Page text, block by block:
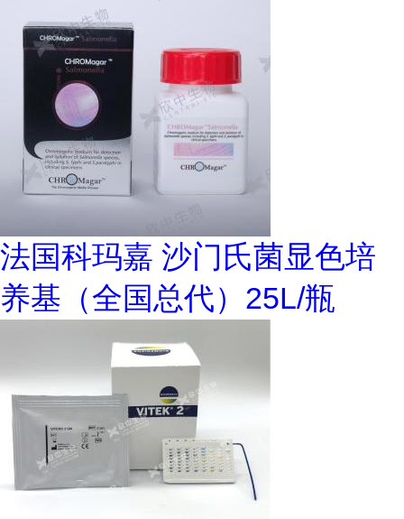
法国科玛嘉 沙门氏菌显色培
养基（全国总代）25L/瓶